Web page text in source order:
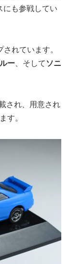
にも参戦してい
れています。
ー 、そして ソニ
され、用意され
す。